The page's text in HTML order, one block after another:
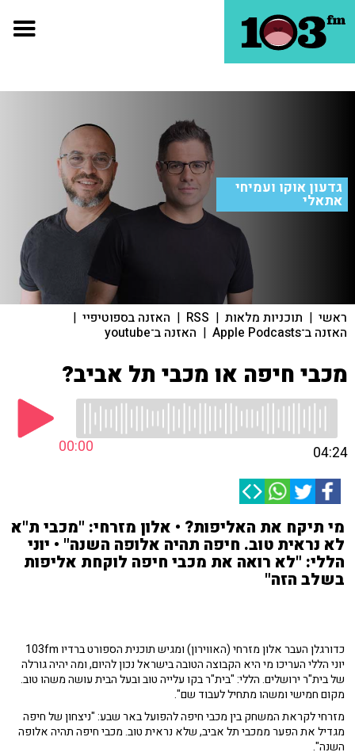
גדעון אוקו ועמיחי
אתאלי
ראשי | תוכניות מלאות |
RSS
| האזנה בספוטיפיי |
האזנה ב־Apple Podcasts | האזנה ב־youtube
מכבי חיפה או מכבי תל אביב?
00:00 04:24
מי תיקח את האליפות? • אלון מזרחי: "מכבי ת"א
לא נראית טוב. חיפה תהיה אלופה השנה" • יוני
הללי: "לא רואה את מכבי חיפה לוקחת אליפות
בשלב הזה"
כדורגלן העבר אלון מזרחי (האווירון) ומגיש תוכנית הספורט ברדיו 103fm
יוני הללי העריכו מי היא הקבוצה הטובה בישראל נכון להיום, ומה יהיה גורלה
של בית"ר ירושלים. הללי: "בית"ר בקו עלייה טוב ובעל הבית עושה משהו טוב.
מקום חמישי ומשהו מתחיל לעבוד שם".
מזרחי לקראת המשחק בין מכבי חיפה להפועל באר שבע: "ניצחון של חיפה
מגדיל את הפער ממכבי תל אביב, שלא נראית טוב. מכבי חיפה תהיה אלופה
השנה".